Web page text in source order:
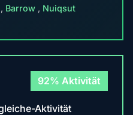
, Barrow , Nuiqsut
92% Aktivität
Aktivität